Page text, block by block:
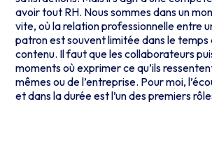
avoir tout RH. Nous sommes dans un
vite, où la relation professionnelle entre
patron est souvent limitée dans le temps
contenu. Il faut que les collaborateurs
moments où exprimer ce qu’ils
mêmes ou de l’entreprise. Pour moi,
et dans la durée est l’un des premiers